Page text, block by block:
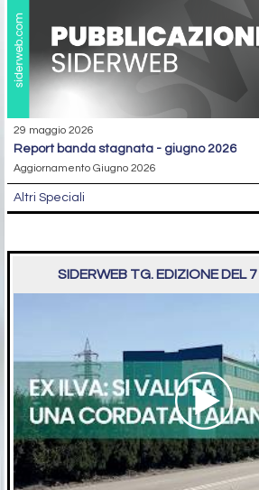
29 maggio 2026
report banda stagnata - giugno 2026
Aggiornamento Giugno 2026
Altri Speciali
SIDERWEB TG. EDIZIONE DEL